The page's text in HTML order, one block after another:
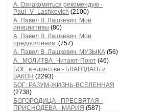
А. Ознакомиться рекомендую -
Paul_V_Lashkevich (2100)
А. Павел В. Лашкевич. Мои
инициативы (80)
А. Павел В. Лашкевич. Мои
предпочтения. (757)
А. Павел В. Лашкевич. МУЗЫКА (56)
А._МОЛИТВА_Читают-Поют (46)
БОГ: в единстве - БЛАГОДАТЬ и
ЗАКОН (2293)
БОГ: РАЗУМ-ЖИЗНЬ-ВСЕЛЕННАЯ
(2738)
БОГОРОДИЦА - ПРЕСВЯТАЯ -
ПРИСНОДЕВА - МАРИЯ (587)